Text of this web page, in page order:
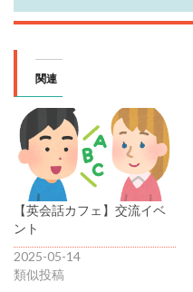
関連
【英会話カフェ】交流イベ
ント
2025-05-14
類似投稿